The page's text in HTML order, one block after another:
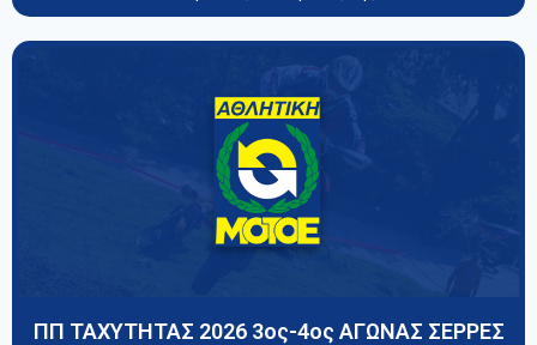
ΠΠ ΤΑΧΥΤΗΤΑΣ 2026 3ος-4ος ΑΓΩΝΑΣ ΣΕΡΡΕΣ